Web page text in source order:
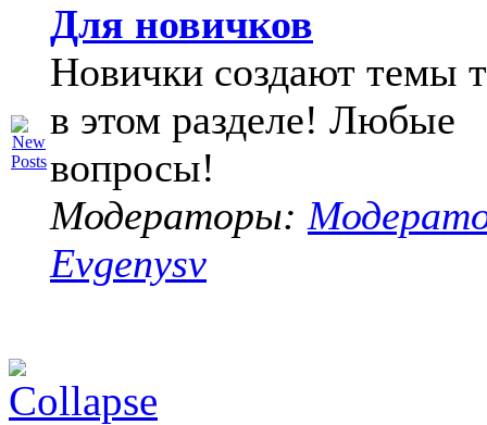
Для новичков
Новички создают темы
в этом разделе! Любые
вопросы!
Модераторы:
Evgenysv